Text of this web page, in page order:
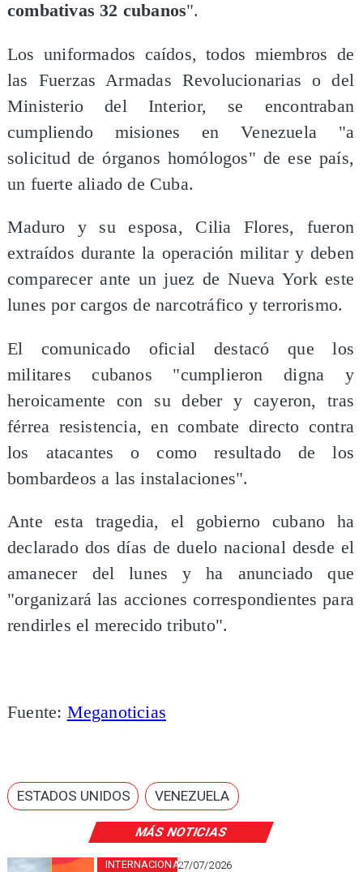
MÁS NOTICIAS
27/07/2026
INTERNACIONAL
combativas 32 cubanos".
Los uniformados caídos, todos miembros de
las Fuerzas Armadas Revolucionarias o del
Ministerio del Interior, se encontraban
cumpliendo misiones en Venezuela "a
solicitud de órganos homólogos" de ese país,
un fuerte aliado de Cuba.
Maduro y su esposa, Cilia Flores, fueron
extraídos durante la operación militar y deben
comparecer ante un juez de Nueva York este
lunes por cargos de narcotráfico y terrorismo.
El comunicado oficial destacó que los
militares cubanos "cumplieron digna y
heroicamente con su deber y cayeron, tras
férrea resistencia, en combate directo contra
los atacantes o como resultado de los
bombardeos a las instalaciones".
Ante esta tragedia, el gobierno cubano ha
declarado dos días de duelo nacional desde el
amanecer del lunes y ha anunciado que
"organizará las acciones correspondientes para
rendirles el merecido tributo".
Fuente: Meganoticias
ESTADOS UNIDOS VENEZUELA